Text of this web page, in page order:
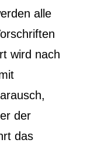
alle
wird nach
der
das